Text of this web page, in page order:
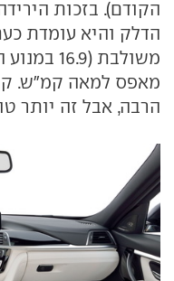
הקודם). בזכות
מאפס למאה קמ"ש.
הרבה, אבל זה יותר